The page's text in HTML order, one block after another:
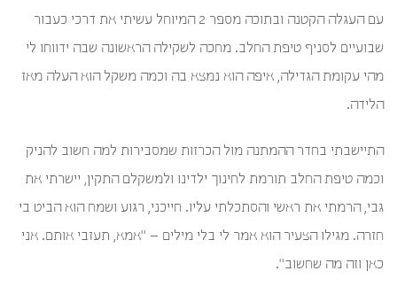
עם העגלה הקטנה ובתוכה מספר 2 המיוחל עשיתי את דרכי כעבור
שבועיים לסניף טיפת החלב. מחכה לשקילה הראשונה שבה ידווחו לי
מהי עקומת הגדילה, איפה הוא נמצא בה וכמה משקל הוא העלה מאז
הלידה.
התיישבתי בחדר ההמתנה מול הכרזות שמסבירות למה חשוב להניק
וכמה טיפת החלב תורמת לחינוך ילדינו ולמשקלם התקין, יישרתי את
גבי, הרמתי את ראשי והסתכלתי עליו. חייכני, רגוע ושמח הוא הביט בי
חזרה. מגילו הצעיר הוא אמר לי בלי מילים – "אמא, תעזבי אותם. אני
כאן וזה מה שחשוב".